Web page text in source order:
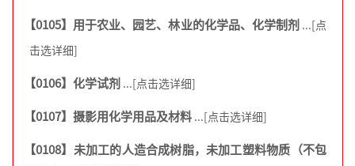
【0105】用于农业、园艺、林业的化学品、化学制剂 ...[点
击选详细]
【0106】化学试剂 ...[点击选详细]
【0107】摄影用化学用品及材料 ...[点击选详细]
【0108】未加工的人造合成树脂，未加工塑料物质（不包